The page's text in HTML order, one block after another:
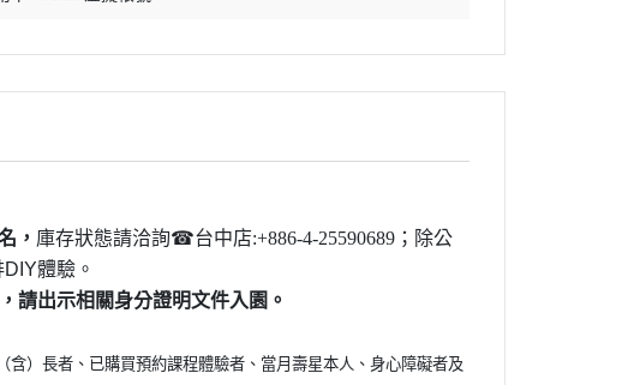
， 庫存狀態請洽詢☎台中店:+886-4-25590689 ；除公
DIY體驗。
請出示相關身分證明文件入園。
含）長者、已購買預約課程體驗者、當月壽星本人、身心障礙者及